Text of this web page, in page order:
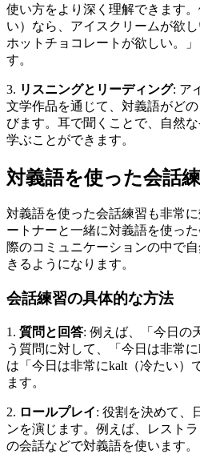
使い方をより深く理解できます
い）なら、アイスクリームが欲し
ホットチョコレートが欲しい。
す。
3. リスニングとリーディング: ア
文学作品を通じて、対義語がど
びます。耳で聞くことで、自然
学ぶことができます。
対義語を使った会話
対義語を使った会話練習も非常
ートナーと一緒に対義語を使っ
際のコミュニケーションの中で
きるようになります。
会話練習の具体的な方法
1. 質問と回答: 例えば、「今日の
う質問に対して、「今日は非常
は「今日は非常にkalt（冷たい）
ます。
2. ロールプレイ: 役割を決めて、
ンを演じます。例えば、レスト
の会話などで対義語を使います。